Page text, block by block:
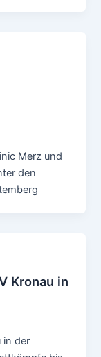
Merz und
den
Kronau in
in der